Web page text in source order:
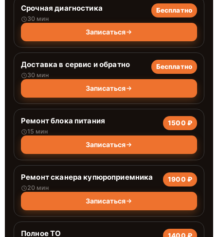
Срочная диагностика
30 мин
Бесплатно
Записаться
Доставка в сервис и обратно
30 мин
Бесплатно
Записаться
Ремонт блока питания
15 мин
1500 ₽
Записаться
Ремонт сканера купюроприемника
20 мин
1900 ₽
Записаться
Полное ТО